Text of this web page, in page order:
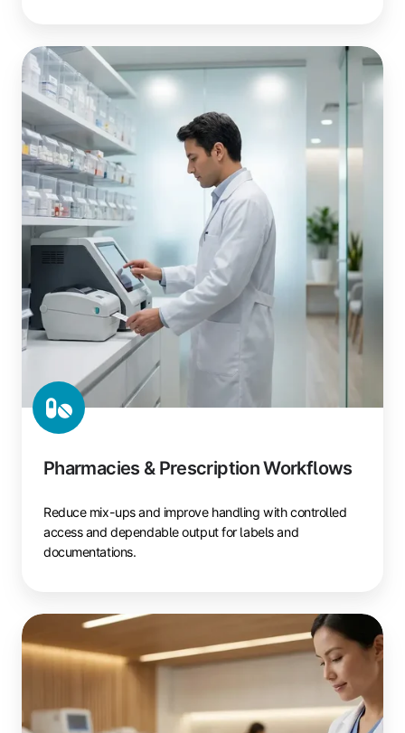
Pharmacies & Prescription Workflows
Reduce mix-ups and improve handling with controlled
access and dependable output for labels and
documentations.